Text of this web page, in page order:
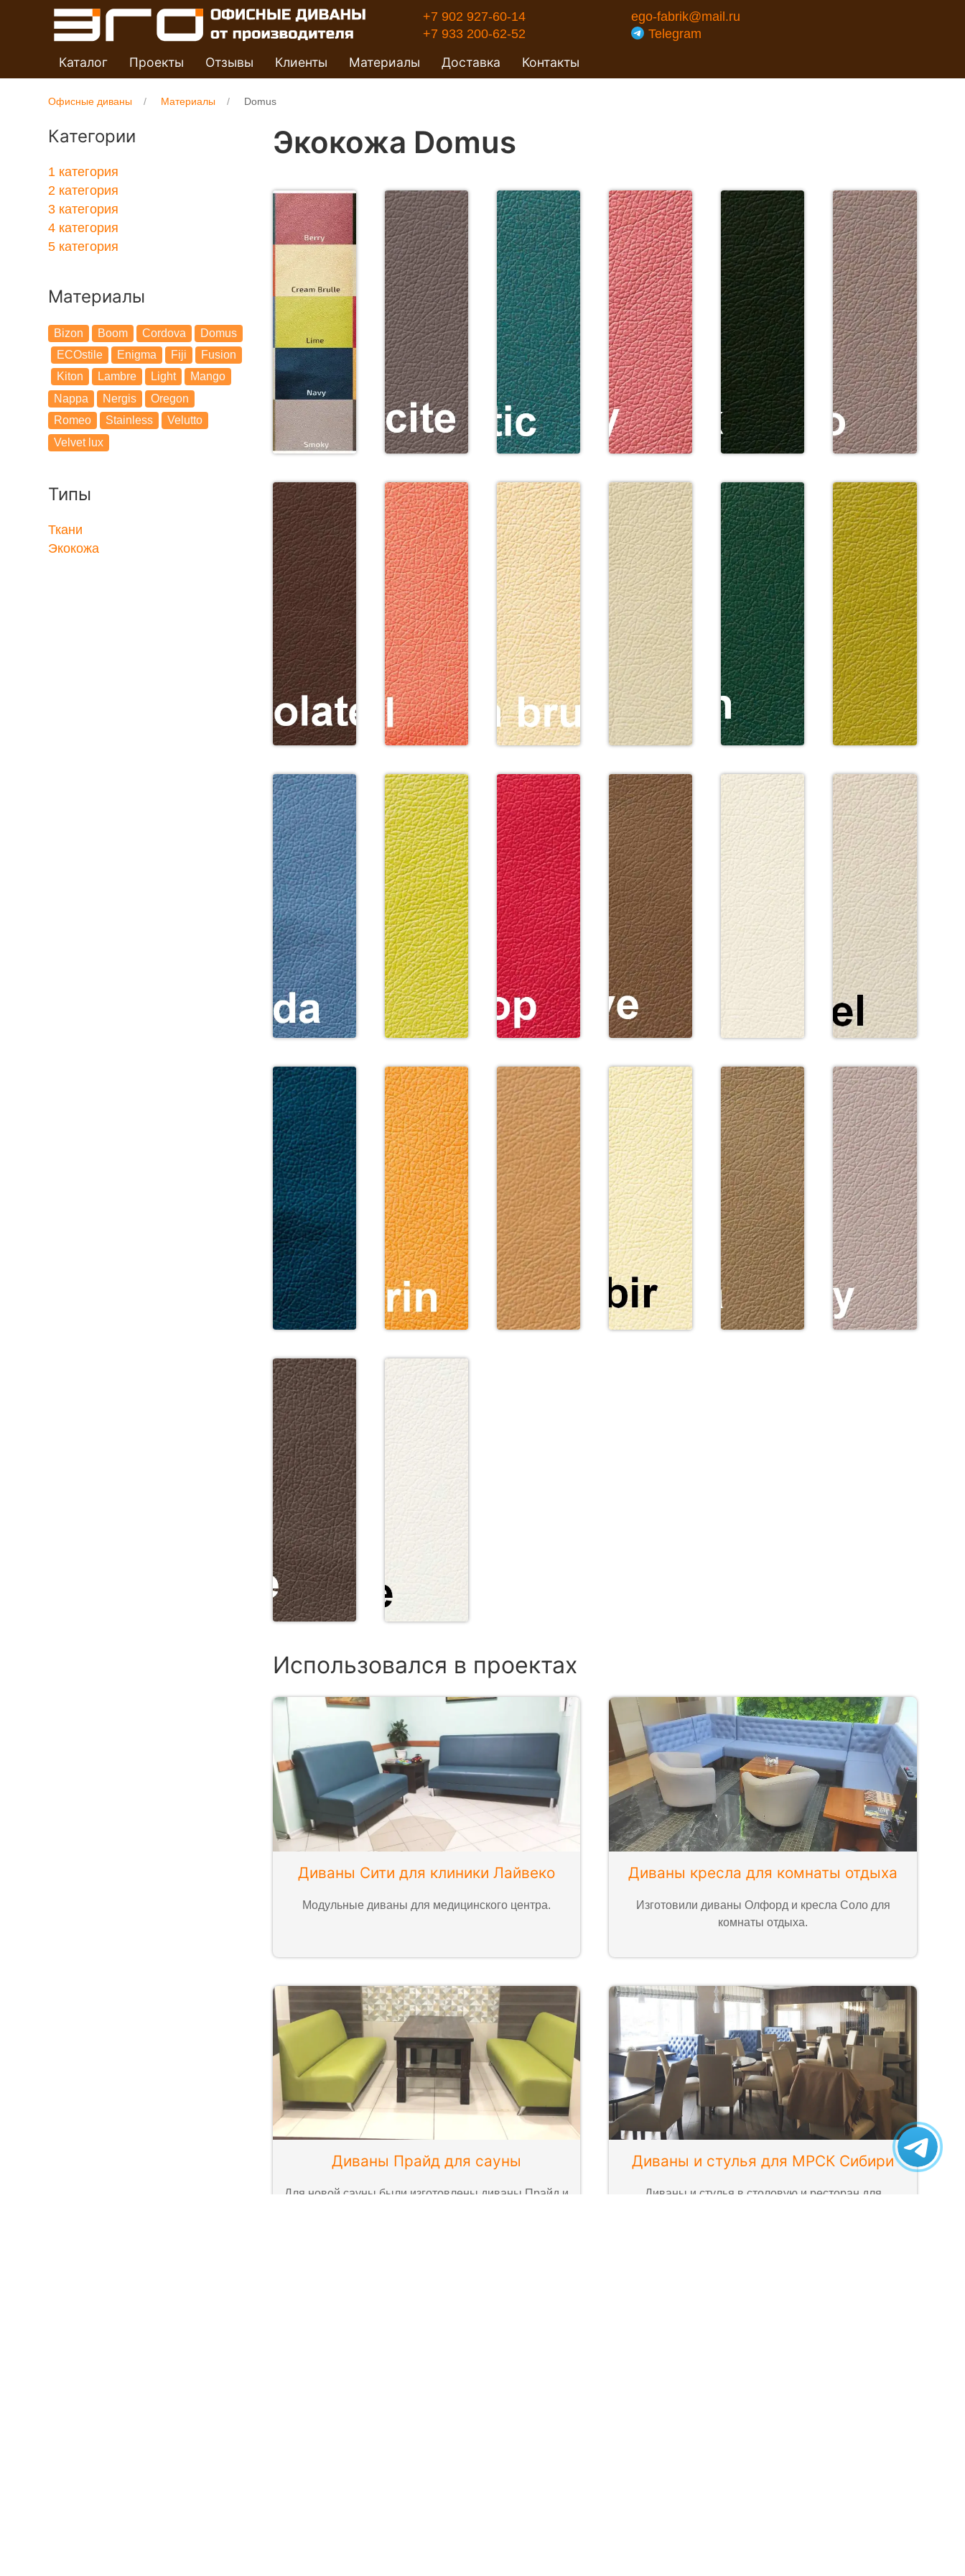
+7 902 927-60-14
+7 933 200-62-52
ego-fabrik@mail.ru
Telegram
Каталог Проекты Отзывы Клиенты Материалы Доставка Контакты
Офисные диваны Материалы Domus
Категории
1 категория
2 категория
3 категория
4 категория
5 категория
Материалы
Bizon Boom Cordova
Domus
ECOstile
Enigma Fiji
Fusion
Kiton
Lambre Light
Mango
Nappa
Nergis
Oregon
Romeo
Stainless
Velutto
Velvet lux
Типы
Ткани
Экокожа
Экокожа Domus
Использовался в проектах
Диваны Сити для клиники Лайвеко
Модульные диваны для медицинского центра.
Диваны кресла для комнаты отдыха
Изготовили диваны Олфорд и кресла Соло для
комнаты отдыха.
Диваны Прайд для сауны
Для новой сауны были изготовлены диваны Прайд и
Диваны и стулья для МРСК Сибири
Диваны и стулья в столовую и ресторан для